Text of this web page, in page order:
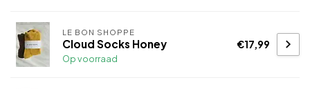
LE BON SHOPPE
Cloud Socks Honey
Op voorraad
€17,99